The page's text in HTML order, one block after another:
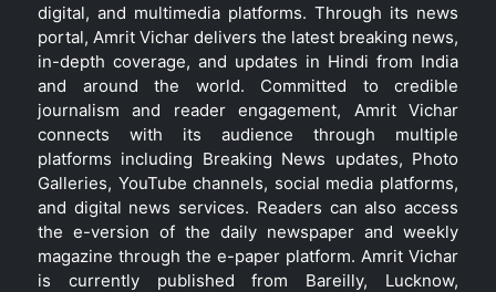
digital, and multimedia platforms. Through its news
portal, Amrit Vichar delivers the latest breaking news,
in-depth coverage, and updates in Hindi from India
and around the world. Committed to credible
journalism and reader engagement, Amrit Vichar
connects with its audience through multiple
platforms including Breaking News updates, Photo
Galleries, YouTube channels, social media platforms,
and digital news services. Readers can also access
the e-version of the daily newspaper and weekly
magazine through the e-paper platform. Amrit Vichar
is currently published from Bareilly, Lucknow,